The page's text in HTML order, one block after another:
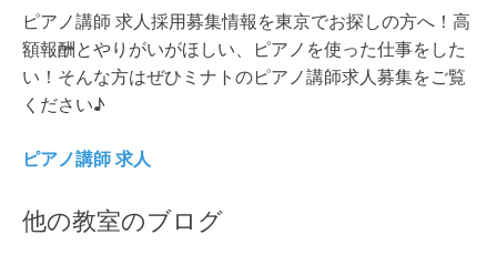
ピアノ講師 求人採用募集情報を東京でお探しの方へ！高
額報酬とやりがいがほしい、ピアノを使った仕事をした
い！そんな方はぜひミナトのピアノ講師求人募集をご覧
ください♪
ピアノ講師 求人
他の教室のブログ